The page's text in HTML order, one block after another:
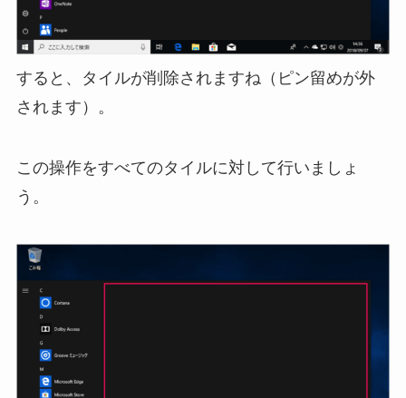
すると、タイルが削除されますね（ピン留めが外
されます）。
この操作をすべてのタイルに対して行いましょ
う。